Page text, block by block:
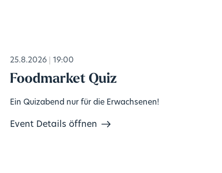
25.8.2026 19:00
Foodmarket Quiz
Ein Quizabend nur für die Erwachsenen!
Event Details öffnen